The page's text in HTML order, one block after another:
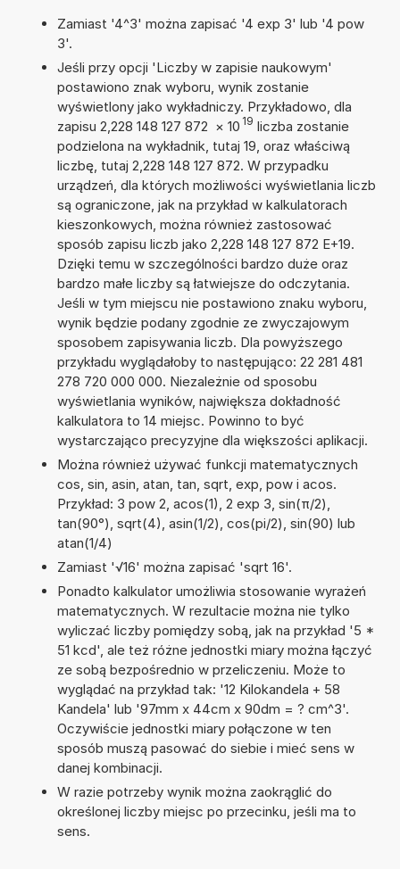
Zamiast '4^3' można zapisać '4 exp 3' lub '4 pow
3'.
Jeśli przy opcji 'Liczby w zapisie naukowym'
postawiono znak wyboru, wynik zostanie
wyświetlony jako wykładniczy. Przykładowo, dla
zapisu 2,228 148 127 872 × 10 19 liczba zostanie
podzielona na wykładnik, tutaj 19, oraz właściwą
liczbę, tutaj 2,228 148 127 872. W przypadku
urządzeń, dla których możliwości wyświetlania liczb
są ograniczone, jak na przykład w kalkulatorach
kieszonkowych, można również zastosować
sposób zapisu liczb jako 2,228 148 127 872 E+19.
Dzięki temu w szczególności bardzo duże oraz
bardzo małe liczby są łatwiejsze do odczytania.
Jeśli w tym miejscu nie postawiono znaku wyboru,
wynik będzie podany zgodnie ze zwyczajowym
sposobem zapisywania liczb. Dla powyższego
przykładu wyglądałoby to następująco: 22 281 481
278 720 000 000. Niezależnie od sposobu
wyświetlania wyników, największa dokładność
kalkulatora to 14 miejsc. Powinno to być
wystarczająco precyzyjne dla większości aplikacji.
Można również używać funkcji matematycznych
cos, sin, asin, atan, tan, sqrt, exp, pow i acos.
Przykład: 3 pow 2, acos(1), 2 exp 3, sin(π/2),
tan(90°), sqrt(4), asin(1/2), cos(pi/2), sin(90) lub
atan(1/4)
Zamiast '√16' można zapisać 'sqrt 16'.
Ponadto kalkulator umożliwia stosowanie wyrażeń
matematycznych. W rezultacie można nie tylko
wyliczać liczby pomiędzy sobą, jak na przykład '5 *
51 kcd', ale też różne jednostki miary można łączyć
ze sobą bezpośrednio w przeliczeniu. Może to
wyglądać na przykład tak: '12 Kilokandela + 58
Kandela' lub '97mm x 44cm x 90dm = ? cm^3'.
Oczywiście jednostki miary połączone w ten
sposób muszą pasować do siebie i mieć sens w
danej kombinacji.
W razie potrzeby wynik można zaokrąglić do
określonej liczby miejsc po przecinku, jeśli ma to
sens.